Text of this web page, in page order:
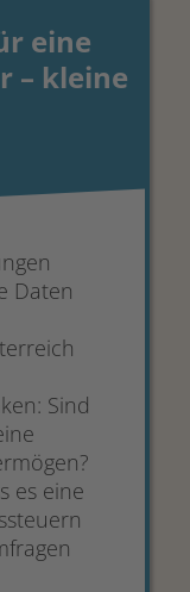
eine
– kleine
Daten
Sind
es eine